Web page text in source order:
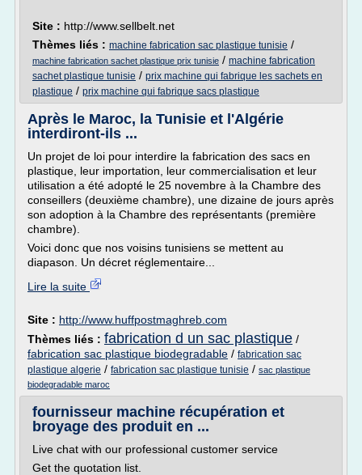
Site : http://www.sellbelt.net
Thèmes liés : machine fabrication sac plastique tunisie /
machine fabrication sachet plastique prix tunisie / machine fabrication
sachet plastique tunisie / prix machine qui fabrique les sachets en
plastique / prix machine qui fabrique sacs plastique
Après le Maroc, la Tunisie et l'Algérie
interdiront-ils ...
Un projet de loi pour interdire la fabrication des sacs en
plastique, leur importation, leur commercialisation et leur
utilisation a été adopté le 25 novembre à la Chambre des
conseillers (deuxième chambre), une dizaine de jours après
son adoption à la Chambre des représentants (première
chambre).
Voici donc que nos voisins tunisiens se mettent au
diapason. Un décret réglementaire...
Lire la suite
Site : http://www.huffpostmaghreb.com
Thèmes liés : fabrication d un sac plastique /
fabrication sac plastique biodegradable / fabrication sac
plastique algerie / fabrication sac plastique tunisie / sac plastique
biodegradable maroc
fournisseur machine récupération et
broyage des produit en ...
Live chat with our professional customer service
Get the quotation list.